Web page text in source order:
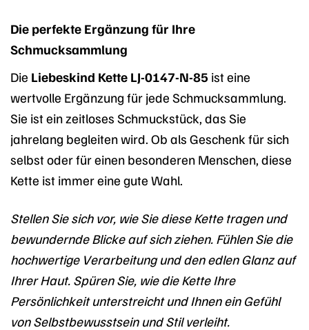
Die perfekte Ergänzung für Ihre
Schmucksammlung
Die Liebeskind Kette LJ-0147-N-85 ist eine
wertvolle Ergänzung für jede Schmucksammlung.
Sie ist ein zeitloses Schmuckstück, das Sie
jahrelang begleiten wird. Ob als Geschenk für sich
selbst oder für einen besonderen Menschen, diese
Kette ist immer eine gute Wahl.
Stellen Sie sich vor, wie Sie diese Kette tragen und
bewundernde Blicke auf sich ziehen. Fühlen Sie die
hochwertige Verarbeitung und den edlen Glanz auf
Ihrer Haut. Spüren Sie, wie die Kette Ihre
Persönlichkeit unterstreicht und Ihnen ein Gefühl
von Selbstbewusstsein und Stil verleiht.